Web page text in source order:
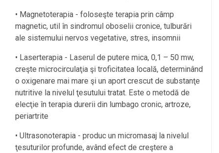
• Magnetoterapia - foloseşte terapia prin câmp
magnetic, util în sindromul oboselii cronice, tulburări
ale sistemului nervos vegetative, stres, insomnii
• Laserterapia - Laserul de putere mica, 0,1 – 50 mw,
creşte microcirculaţia şi troficitatea locală, determinând
o oxigenare mai mare şi un aport crescut de substanţe
nutritive la nivelul ţesutului tratat. Este o metodă de
elecţie în terapia durerii din lumbago cronic, artroze,
periartrite
• Ultrasonoterapia - produc un micromasaj la nivelul
ţesuturilor profunde, având efect de creştere a